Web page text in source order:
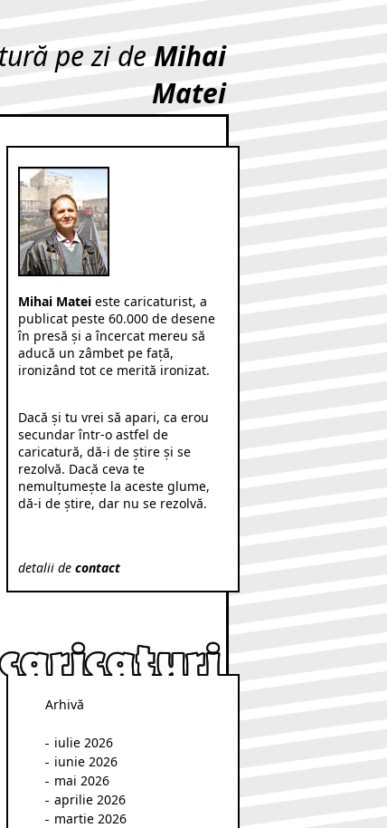
pe zi deMihai
Matei
Mihai Matei este caricaturist, a
publicat peste 60.000 de desene
în presă şi a încercat mereu să
aducă un zâmbet pe faţă,
ironizând tot ce merită ironizat.
Dacă şi tu vrei să apari, ca erou
secundar într-o astfel de
caricatură, dă-i de ştire şi se
rezolvă. Dacă ceva te
nemulţumeşte la aceste glume,
dă-i de ştire, dar nu se rezolvă.
detalii de contact
Arhivă
iulie 2026
iunie 2026
mai 2026
aprilie 2026
martie 2026